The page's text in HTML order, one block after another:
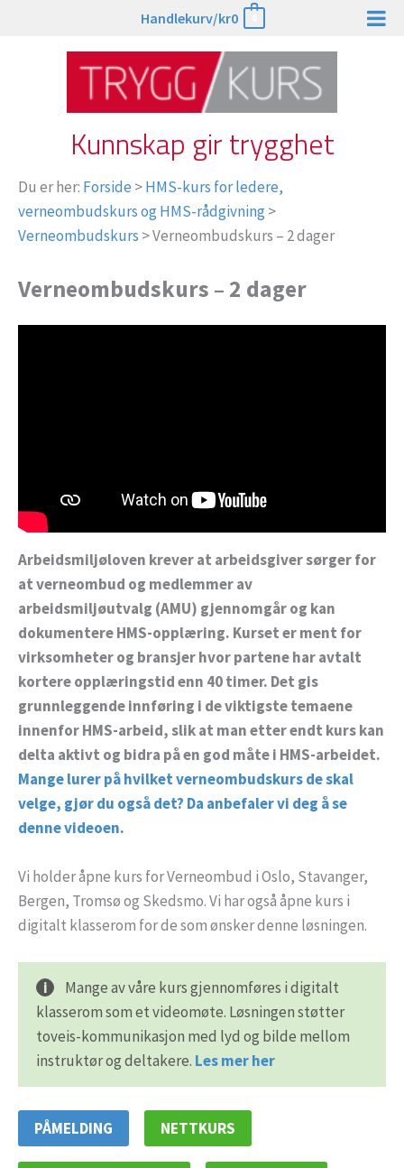
Handlekurv/kr0
Kunnskap gir trygghet
Du er her: Forside >HMS-kurs for ledere,
verneombudskurs og HMS-rådgivning>
Verneombudskurs >Verneombudskurs – 2 dager
Verneombudskurs – 2 dager
Arbeidsmiljøloven krever at arbeidsgiver sørger for
at verneombud og medlemmer av
arbeidsmiljøutvalg (AMU) gjennomgår og kan
dokumentere HMS-opplæring. Kurset er ment for
virksomheter og bransjer hvor partene har avtalt
kortere opplæringstid enn 40 timer. Det gis
grunnleggende innføring i de viktigste temaene
innenfor HMS-arbeid, slik at man etter endt kurs kan
delta aktivt og bidra på en god måte i HMS-arbeidet.
Mange lurer på hvilket verneombudskurs de skal
velge, gjør du også det? Da anbefaler vi deg å se
denne videoen.
Vi holder åpne kurs for Verneombud i Oslo, Stavanger,
Bergen, Tromsø og Skedsmo. Vi har også åpne kurs i
digitalt klasserom for de som ønsker denne løsningen.
Mange av våre kurs gjennomføres i digitalt
klasserom som et videomøte. Løsningen støtter
toveis-kommunikasjon med lyd og bilde mellom
instruktør og deltakere. Les mer her
PÅMELDING NETTKURS